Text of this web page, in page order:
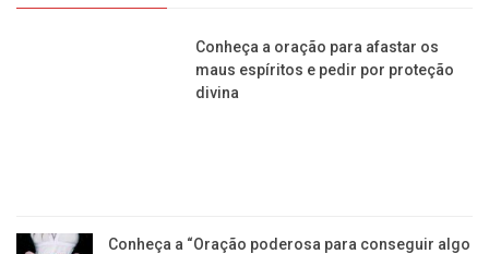
Conheça a oração para afastar os
maus espíritos e pedir por proteção
divina
Conheça a “Oração poderosa para conseguir algo